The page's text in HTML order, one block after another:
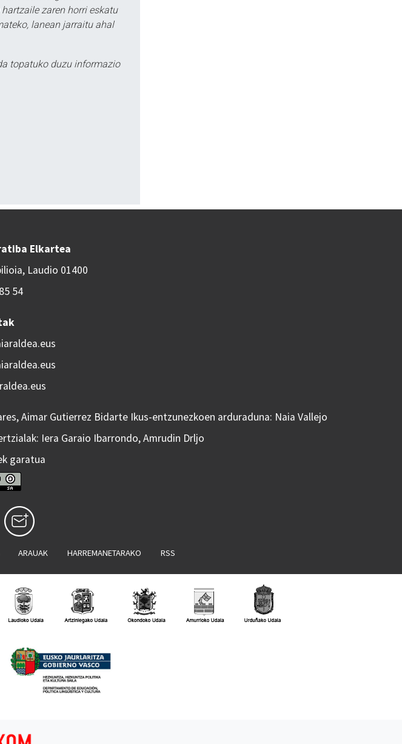
zaren horri eskatu
lanean jarraitu ahal
topatuko duzu informazio
Elkartea
Laudio 01400
54
Aimar Gutierrez Bidarte Ikus-entzunezkoen arduraduna: Naia Vallejo
Iera Garaio Ibarrondo, Amrudin Drljo
garatua
ARAUAK HARREMANETARAKO RSS